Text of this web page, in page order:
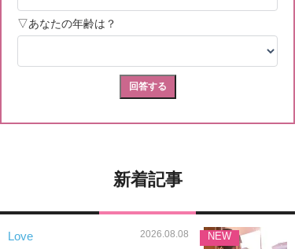
新着記事
Love 2026.08.08 NEW